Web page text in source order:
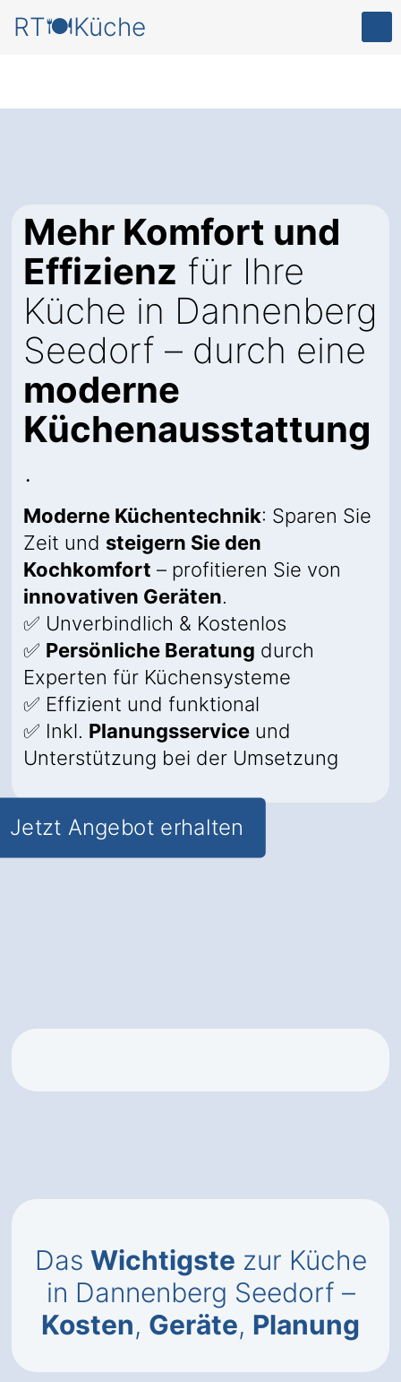
RT🍽️Küche
Mehr Komfort und
Effizienz für Ihre
Küche in Dannenberg
Seedorf – durch eine
moderne
Küchenausstattung
.
Moderne Küchentechnik: Sparen Sie
Zeit und steigern Sie den
Kochkomfort – profitieren Sie von
innovativen Geräten.
✅ Unverbindlich & Kostenlos
✅ Persönliche Beratung durch
Experten für Küchensysteme
✅ Effizient und funktional
✅ Inkl. Planungsservice und
Unterstützung bei der Umsetzung
Jetzt Angebot erhalten
Das Wichtigste zur Küche
in Dannenberg Seedorf –
Kosten, Geräte, Planung